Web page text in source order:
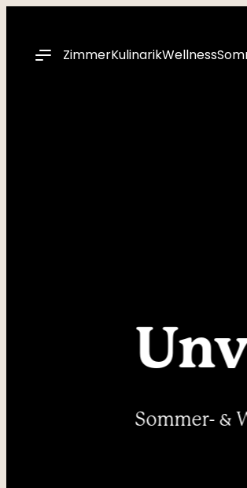
ZimmerKulinarikWellness
Sommer- &